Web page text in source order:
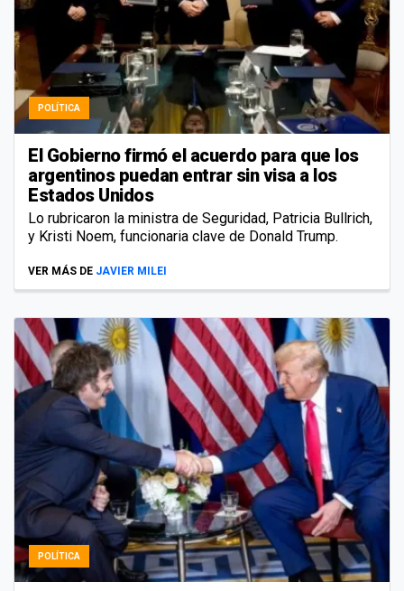
POLÍTICA
El Gobierno firmó el acuerdo para que los
argentinos puedan entrar sin visa a los
Estados Unidos
Lo rubricaron la ministra de Seguridad, Patricia Bullrich,
y Kristi Noem, funcionaria clave de Donald Trump.
VER MÁS DE JAVIER MILEI
POLÍTICA